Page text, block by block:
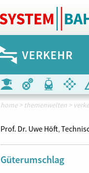
VERKEHR
home > themenwelten >
Prof. Dr. Uwe Höft,
Güterumschlag